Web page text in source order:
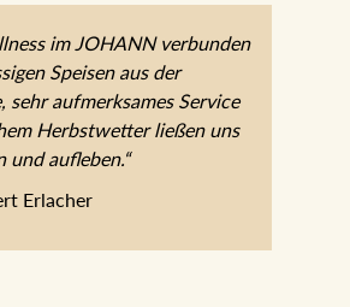
im JOHANN
erstklassigen Speisen aus
sehr aufmerksames
herrlichem Herbstwetter
und aufleben.“